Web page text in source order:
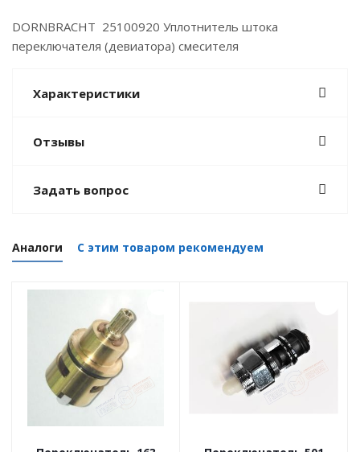
DORNBRACHT 25100920 Уплотнитель штока
переключателя (девиатора) смесителя
Характеристики
Отзывы
Задать вопрос
Аналоги С этим товаром рекомендуем